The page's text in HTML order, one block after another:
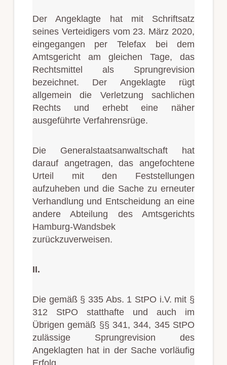
Der Angeklagte hat mit Schriftsatz
seines Verteidigers vom 23. März 2020,
eingegangen per Telefax bei dem
Amtsgericht am gleichen Tage, das
Rechtsmittel als Sprungrevision
bezeichnet. Der Angeklagte rügt
allgemein die Verletzung sachlichen
Rechts und erhebt eine näher
ausgeführte Verfahrensrüge.
Die Generalstaatsanwaltschaft hat
darauf angetragen, das angefochtene
Urteil mit den Feststellungen
aufzuheben und die Sache zu erneuter
Verhandlung und Entscheidung an eine
andere Abteilung des Amtsgerichts
Hamburg-Wandsbek
zurückzuverweisen.
II.
Die gemäß § 335 Abs. 1 StPO i.V. mit §
312 StPO statthafte und auch im
Übrigen gemäß §§ 341, 344, 345 StPO
zulässige Sprungrevision des
Angeklagten hat in der Sache vorläufig